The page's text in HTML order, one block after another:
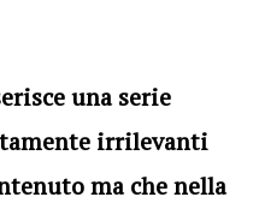
una serie
irrilevanti
ma che nella